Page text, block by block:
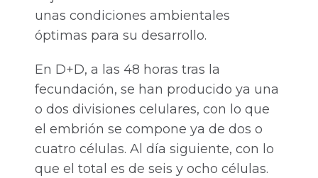
unas condiciones ambientales
óptimas para su desarrollo.
En D+D, a las 48 horas tras la
fecundación, se han producido ya una
o dos divisiones celulares, con lo que
el embrión se compone ya de dos o
cuatro células. Al día siguiente, con lo
que el total es de seis y ocho células.